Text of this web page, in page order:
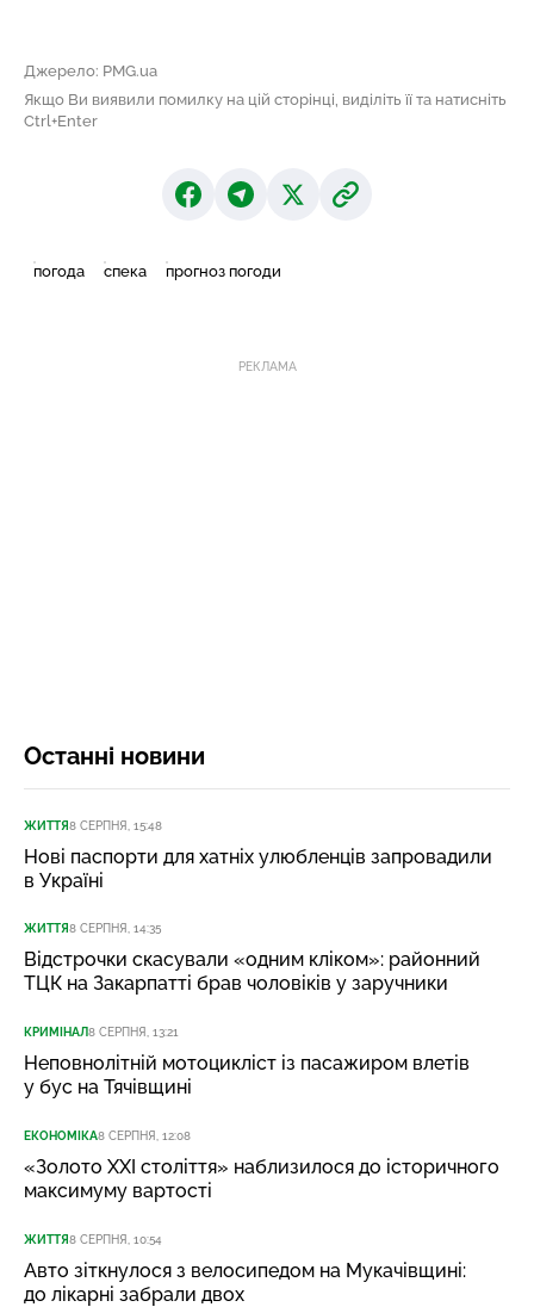
Джерело: PMG.ua
Якщо Ви виявили помилку на цій сторінці, виділіть її та натисніть
Ctrl+Enter
погода спека прогноз погоди
РЕКЛАМА
Останні новини
ЖИТТЯ8 СЕРПНЯ, 15:48
Нові паспорти для хатніх улюбленців запровадили
в Україні
ЖИТТЯ8 СЕРПНЯ, 14:35
Відстрочки скасували «одним кліком»: районний
ТЦК на Закарпатті брав чоловіків у заручники
КРИМІНАЛ8 СЕРПНЯ, 13:21
Неповнолітній мотоцикліст із пасажиром влетів
у бус на Тячівщині
ЕКОНОМІКА8 СЕРПНЯ, 12:08
«Золото XXI століття» наблизилося до історичного
максимуму вартості
ЖИТТЯ8 СЕРПНЯ, 10:54
Авто зіткнулося з велосипедом на Мукачівщині:
до лікарні забрали двох